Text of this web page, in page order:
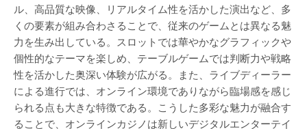
ル、高品質な映像、リアルタイム性を活かした演出など、多
くの要素が組み合わさることで、従来のゲームとは異なる魅
力を生み出している。スロットでは華やかなグラフィックや
個性的なテーマを楽しめ、テーブルゲームでは判断力や戦略
性を活かした奥深い体験が広がる。また、ライブディーラー
による進行では、オンライン環境でありながら臨場感を感じ
られる点も大きな特徴である。こうした多彩な魅力が融合す
ることで、オンラインカジノは新しいデジタルエンターテイ